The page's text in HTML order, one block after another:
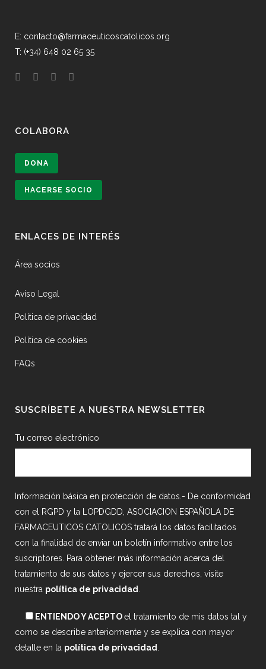
E: contacto@farmaceuticoscatolicos.org
T: (+34) 648 02 65 35
COLABORA
DONA
HACERSE SOCIO
ENLACES DE INTERÉS
Área socios
Aviso Legal
Política de privacidad
Política de cookies
FAQs
SUSCRÍBETE A NUESTRA NEWSLETTER
Tu correo electrónico
Información básica en protección de datos.- De conformidad
con el RGPD y la LOPDGDD, ASOCIACION ESPAÑOLA DE
FARMACEUTICOS CATOLICOS tratará los datos facilitados
con la finalidad de enviar un boletín informativo entre los
suscriptores. Para obtener más información acerca del
tratamiento de sus datos y ejercer sus derechos, visite
nuestra política de privacidad
ENTIENDO Y ACEPTOel tratamiento de mis datos tal y
como se describe anteriormente y se explica con mayor
detalle en la política de privacidad